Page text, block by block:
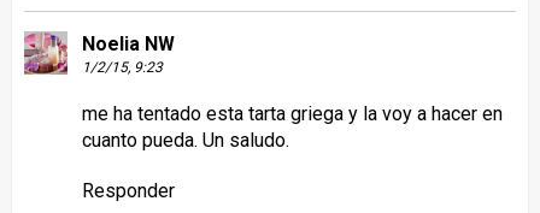
Noelia NW
1/2/15, 9:23
me ha tentado esta tarta griega y la voy a hacer en
cuanto pueda. Un saludo.
Responder